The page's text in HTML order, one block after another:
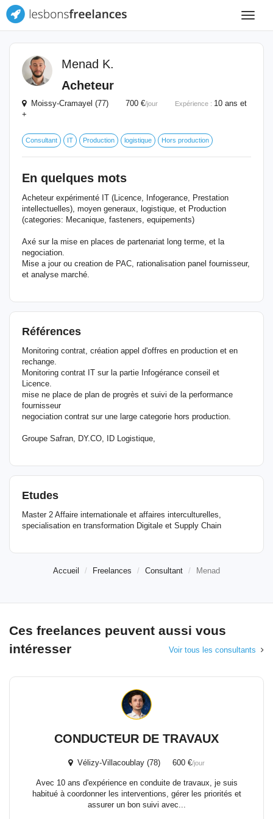
Toggle
Menad K.
Acheteur
Moissy-Cramayel (77) 700 €/jour Expérience : 10 ans et
+
Consultant IT Production logistique Hors production
En quelques mots
Acheteur expérimenté IT (Licence, Infogerance, Prestation
intellectuelles), moyen generaux, logistique, et Production
(categories: Mecanique, fasteners, equipements)
Axé sur la mise en places de partenariat long terme, et la
negociation.
Mise a jour ou creation de PAC, rationalisation panel fournisseur,
et analyse marché.
Références
Monitoring contrat, création appel d'offres en production et en
rechange.
Monitoring contrat IT sur la partie Infogérance conseil et
Licence.
mise ne place de plan de progrès et suivi de la performance
fournisseur
negociation contrat sur une large categorie hors production.
Groupe Safran, DY.CO, ID Logistique,
Etudes
Master 2 Affaire internationale et affaires interculturelles,
specialisation en transformation Digitale et Supply Chain
Accueil Freelances Consultant Menad
Ces freelances peuvent aussi vous
intéresser
Voir tous les consultants
CONDUCTEUR DE TRAVAUX
Vélizy-Villacoublay (78) 600 €/jour
Avec 10 ans d'expérience en conduite de travaux, je suis
habitué à coordonner les interventions, gérer les priorités et
assurer un bon suivi avec...